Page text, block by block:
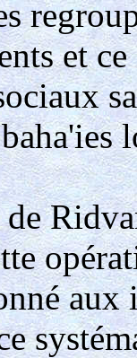
et
de